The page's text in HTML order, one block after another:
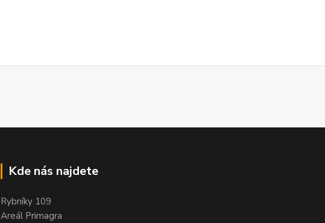
Kde nás najdete
Rybníky 109
Areál Primagra